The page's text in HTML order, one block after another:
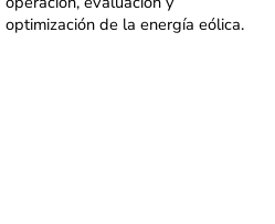
optimización de laenergía eólica.